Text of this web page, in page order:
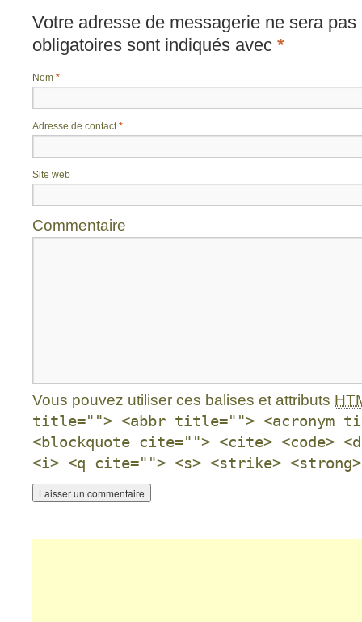
Votre adresse de messagerie ne sera pas
obligatoires sont indiqués avec *
Nom *
Adresse de contact*
Site web
Commentaire
Vous pouvez utiliser ces balises et attributs
title=""> <abbr title=""> <acronym
<blockquote cite=""> <cite> <code>
<i> <q cite=""> <s> <strike> <strong>